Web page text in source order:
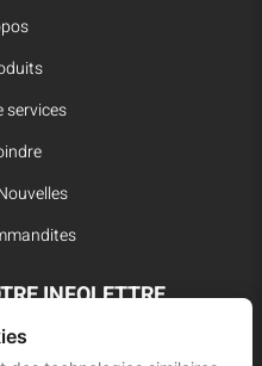
services
INFOLETTRE
pour vos interventions